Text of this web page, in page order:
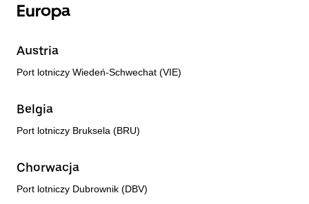
Europa
Austria
Port lotniczy Wiedeń-Schwechat (VIE)
Belgia
Port lotniczy Bruksela (BRU)
Chorwacja
Port lotniczy Dubrownik (DBV)